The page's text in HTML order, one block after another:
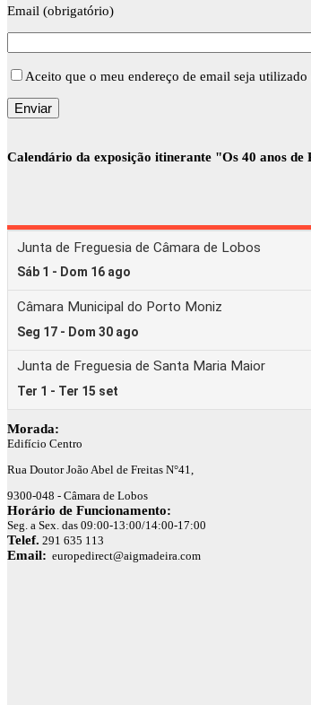
Email (obrigatório)
Aceito que o meu endereço de email seja
Calendário da exposição itinerante "Os 40 anos
Morada:
Edifício Centro
Rua Doutor João Abel de Freitas N°41,
9300-048 - Câmara de Lobos
Horário de Funcionamento:
Seg. a Sex. das 09:00-13:00/14:00-17:00
Telef. 291 635 113
Email: europedirect@aigmadeira.com